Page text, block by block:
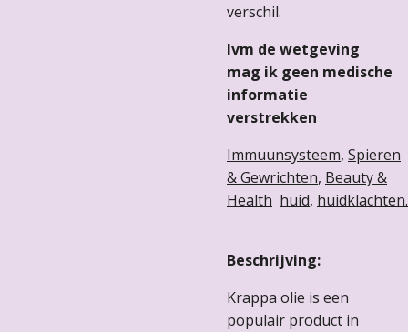
verschil.
Ivm de wetgeving
mag ik geen medische
informatie
verstrekken
Immuunsysteem, Spieren
& Gewrichten, Beauty &
Health huid, huidklachten.
Beschrijving:
Krappa olie is een
populair product in